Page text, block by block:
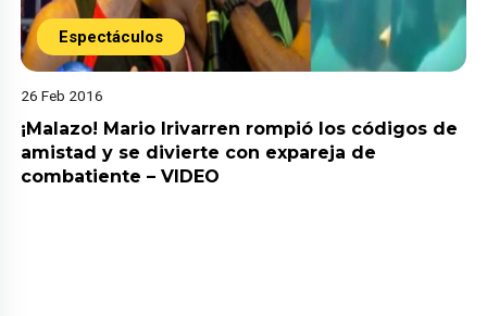
Espectáculos
26 Feb 2016
¡Malazo! Mario Irivarren rompió los códigos de
amistad y se divierte con expareja de
combatiente – VIDEO